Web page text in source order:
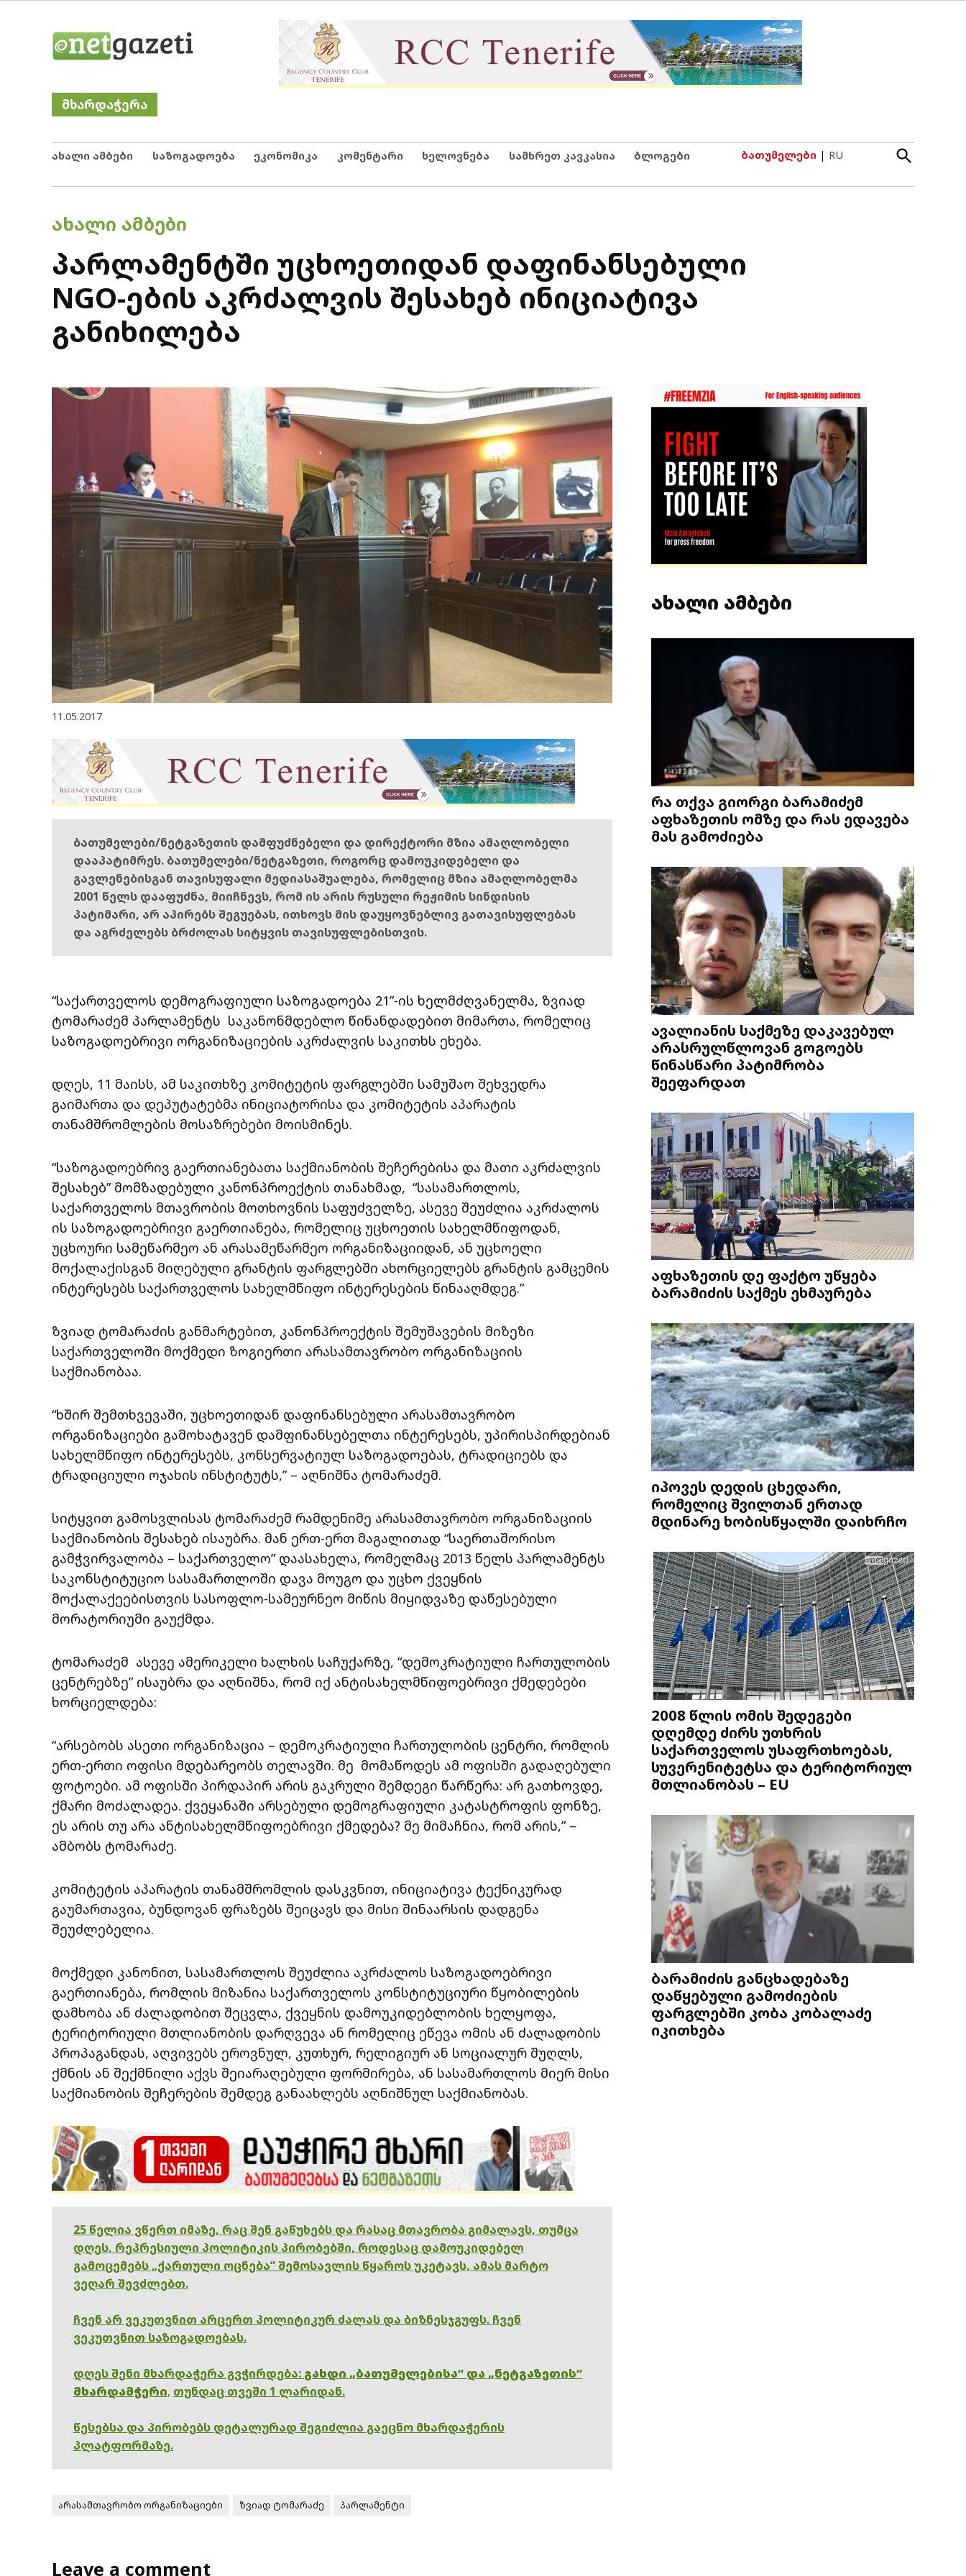
Netgazeti
მხარდაჭერა
ახალი ამბები საზოგადოება ეკონომიკა კომენტარი ხელოვნება სამხრეთ კავკასია ბლოგები ბათუმელები | RU
Open
Search
POSTED
ᲐᲮᲐᲚᲘ ᲐᲛᲑᲔᲑᲘ
პარლამენტში უცხოეთიდან დაფინანსებული
NGO-ების აკრძალვის შესახებ ინიციატივა
განიხილება
11.05.2017
ბათუმელები/ნეტგაზეთის დამფუძნებელი და დირექტორი მზია ამაღლობელი
დააპატიმრეს. ბათუმელები/ნეტგაზეთი, როგორც დამოუკიდებელი და
გავლენებისგან თავისუფალი მედიასაშუალება, რომელიც მზია ამაღლობელმა
2001 წელს დააფუძნა, მიიჩნევს, რომ ის არის რუსული რეჟიმის სინდისის
პატიმარი, არ აპირებს შეგუებას, ითხოვს მის დაუყოვნებლივ გათავისუფლებას
და აგრძელებს ბრძოლას სიტყვის თავისუფლებისთვის.
“საქართველოს დემოგრაფიული საზოგადოება 21”-ის ხელმძღვანელმა, ზვიად
ტომარაძემ პარლამენტს საკანონმდებლო წინანდადებით მიმართა, რომელიც
საზოგადოებრივი ორგანიზაციების აკრძალვის საკითხს ეხება.
დღეს, 11 მაისს, ამ საკითხზე კომიტეტის ფარგლებში სამუშაო შეხვედრა
გაიმართა და დეპუტატებმა ინიციატორისა და კომიტეტის აპარატის
თანამშრომლების მოსაზრებები მოისმინეს.
“საზოგადოებრივ გაერთიანებათა საქმიანობის შეჩერებისა და მათი აკრძალვის
შესახებ” მომზადებული კანონპროექტის თანახმად, “სასამართლოს,
საქართველოს მთავრობის მოთხოვნის საფუძველზე, ასევე შეუძლია აკრძალოს
ის საზოგადოებრივი გაერთიანება, რომელიც უცხოეთის სახელმწიფოდან,
უცხოური სამეწარმეო ან არასამეწარმეო ორგანიზაციიდან, ან უცხოელი
მოქალაქისგან მიღებული გრანტის ფარგლებში ახორციელებს გრანტის გამცემის
ინტერესებს საქართველოს სახელმწიფო ინტერესების წინააღმდეგ.”
ზვიად ტომარაძის განმარტებით, კანონპროექტის შემუშავების მიზეზი
საქართველოში მოქმედი ზოგიერთი არასამთავრობო ორგანიზაციის
საქმიანობაა.
“ხშირ შემთხვევაში, უცხოეთიდან დაფინანსებული არასამთავრობო
ორგანიზაციები გამოხატავენ დამფინანსებელთა ინტერესებს, უპირისპირდებიან
სახელმწიფო ინტერესებს, კონსერვატიულ საზოგადოებას, ტრადიციებს და
ტრადიციული ოჯახის ინსტიტუტს,” – აღნიშნა ტომარაძემ.
სიტყვით გამოსვლისას ტომარაძემ რამდენიმე არასამთავრობო ორგანიზაციის
საქმიანობის შესახებ ისაუბრა. მან ერთ-ერთ მაგალითად “საერთაშორისო
გამჭვირვალობა – საქართველო” დაასახელა, რომელმაც 2013 წელს პარლამენტს
საკონსტიტუციო სასამართლოში დავა მოუგო და უცხო ქვეყნის
მოქალაქეებისთვის სასოფლო-სამეურნეო მიწის მიყიდვაზე დაწესებული
მორატორიუმი გაუქმდა.
ტომარაძემ ასევე ამერიკელი ხალხის საჩუქარზე, “დემოკრატიული ჩართულობის
ცენტრებზე” ისაუბრა და აღნიშნა, რომ იქ ანტისახელმწიფოებრივი ქმედებები
ხორციელდება:
“არსებობს ასეთი ორგანიზაცია – დემოკრატიული ჩართულობის ცენტრი, რომლის
ერთ-ერთი ოფისი მდებარეობს თელავში. მე მომაწოდეს ამ ოფისში გადაღებული
ფოტოები. ამ ოფისში პირდაპირ არის გაკრული შემდეგი წარწერა: არ გათხოვდე,
ქმარი მოძალადეა. ქვეყანაში არსებული დემოგრაფიული კატასტროფის ფონზე,
ეს არის თუ არა ანტისახელმწიფოებრივი ქმედება? მე მიმაჩნია, რომ არის,” –
ამბობს ტომარაძე.
კომიტეტის აპარატის თანამშრომლის დასკვნით, ინიციატივა ტექნიკურად
გაუმართავია, ბუნდოვან ფრაზებს შეიცავს და მისი შინაარსის დადგენა
შეუძლებელია.
მოქმედი კანონით, სასამართლოს შეუძლია აკრძალოს საზოგადოებრივი
გაერთიანება, რომლის მიზანია საქართველოს კონსტიტუციური წყობილების
დამხობა ან ძალადობით შეცვლა, ქვეყნის დამოუკიდებლობის ხელყოფა,
ტერიტორიული მთლიანობის დარღვევა ან რომელიც ეწევა ომის ან ძალადობის
პროპაგანდას, აღვივებს ეროვნულ, კუთხურ, რელიგიურ ან სოციალურ შუღლს,
ქმნის ან შექმნილი აქვს შეიარაღებული ფორმირება, ან სასამართლოს მიერ მისი
საქმიანობის შეჩერების შემდეგ განაახლებს აღნიშნულ საქმიანობას.
25 წელია ვწერთ იმაზე, რაც შენ გაწუხებს და რასაც მთავრობა გიმალავს, თუმცა
დღეს, რეპრესიული პოლიტიკის პირობებში, როდესაც დამოუკიდებელ
გამოცემებს „ქართული ოცნება“ შემოსავლის წყაროს უკეტავს, ამას მარტო
ვეღარ შევძლებთ.
ჩვენ არ ვეკუთვნით არცერთ პოლიტიკურ ძალას და ბიზნესჯგუფს. ჩვენ
ვეკუთვნით საზოგადოებას.
დღეს შენი მხარდაჭერა გვჭირდება: გახდი „ბათუმელებისა“ და „ნეტგაზეთის“
მხარდამჭერი, თუნდაც თვეში 1 ლარიდან.
წესებსა და პირობებს დეტალურად შეგიძლია გაეცნო მხარდაჭერის
პლატფორმაზე.
არასამთავრობო ორგანიზაციები ზვიად ტომარაძე პარლამენტი
Leave a comment
ახალი ამბები
რა თქვა გიორგი ბარამიძემ
აფხაზეთის ომზე და რას ედავება
მას გამოძიება
ავალიანის საქმეზე დაკავებულ
არასრულწლოვან გოგოებს
წინასწარი პატიმრობა
შეეფარდათ
აფხაზეთის დე ფაქტო უწყება
ბარამიძის საქმეს ეხმაურება
იპოვეს დედის ცხედარი,
რომელიც შვილთან ერთად
მდინარე ხობისწყალში დაიხრჩო
2008 წლის ომის შედეგები
დღემდე ძირს უთხრის
საქართველოს უსაფრთხოებას,
სუვერენიტეტსა და ტერიტორიულ
მთლიანობას – EU
ბარამიძის განცხადებაზე
დაწყებული გამოძიების
ფარგლებში კობა კობალაძე
იკითხება